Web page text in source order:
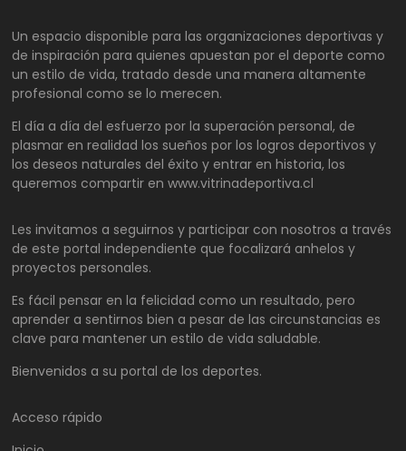
Un espacio disponible para las organizaciones deportivas y
de inspiración para quienes apuestan por el deporte como
un estilo de vida, tratado desde una manera altamente
profesional como se lo merecen.
El día a día del esfuerzo por la superación personal, de
plasmar en realidad los sueños por los logros deportivos y
los deseos naturales del éxito y entrar en historia, los
queremos compartir en www.vitrinadeportiva.cl
Les invitamos a seguirnos y participar con nosotros a través
de este portal independiente que focalizará anhelos y
proyectos personales.
Es fácil pensar en la felicidad como un resultado, pero
aprender a sentirnos bien a pesar de las circunstancias es
clave para mantener un estilo de vida saludable.
Bienvenidos a su portal de los deportes.
Acceso rápido